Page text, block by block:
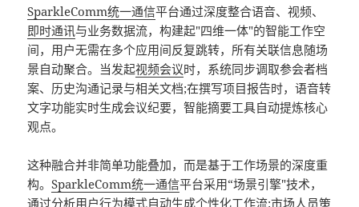
SparkleComm统一通信平台通过深度整合语音、视频、
即时通讯与业务数据流，构建起"四维一体"的智能工作空
间，用户无需在多个应用间反复跳转，所有关联信息随场
景自动聚合。当发起视频会议时，系统同步调取参会者档
案、历史沟通记录与相关文档;在撰写项目报告时，语音转
文字功能实时生成会议纪要，智能摘要工具自动提炼核心
观点。
这种融合并非简单功能叠加，而是基于工作场景的深度重
构。SparkleComm统一通信平台采用“场景引擎"技术，
通过分析用户行为模式自动生成个性化工作流:市场人员策